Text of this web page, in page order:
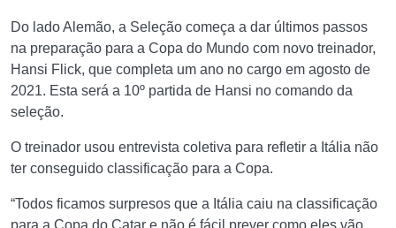
Do lado Alemão, a Seleção começa a dar últimos passos
na preparação para a Copa do Mundo com novo treinador,
Hansi Flick, que completa um ano no cargo em agosto de
2021. Esta será a 10º partida de Hansi no comando da
seleção.
O treinador usou entrevista coletiva para refletir a Itália não
ter conseguido classificação para a Copa.
“Todos ficamos surpresos que a Itália caiu na classificação
para a Copa do Catar e não é fácil prever como eles vão